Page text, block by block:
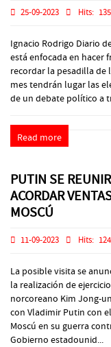
25-09-2023 Hits:
Ignacio Rodrigo Diario
está enfocada en hacer
recordar la pesadilla de
mes tendrán lugar las
de un debate político a
Read more
PUTIN SE
ACORDAR
MOSCÚ
11-09-2023 Hits:
La posible visita se
la realización de
norcoreano Kim Jong-
con Vladimir Putin con
Moscú en su guerra
Gobierno estadounid...